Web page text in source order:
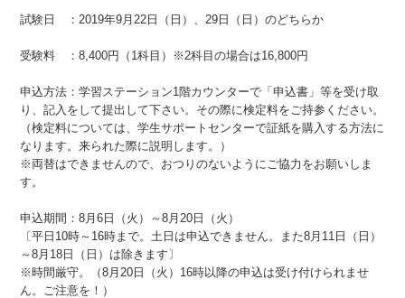
試験日 ：2019年9月22日（日）、29日（日）のどちらか
受験料 ：8,400円（1科目）※2科目の場合は16,800円
申込方法：学習ステーション1階カウンターで「申込書」等を受け取
り、記入をして提出して下さい。その際に検定料をご持参ください。
（検定料については、学生サポートセンターで証紙を購入する方法に
なります。来られた際に説明します。）
※両替はできませんので、おつりのないようにご協力をお願いしま
す。
申込期間：8月6日（火）～8月20日（火）
〔平日10時～16時まで。土日は申込できません。また8月11日（日）
～8月18日（日）は除きます〕
※時間厳守。（8月20日（火）16時以降の申込は受け付けられませ
ん。ご注意を！）